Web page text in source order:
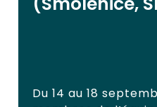
Du 14 au 18